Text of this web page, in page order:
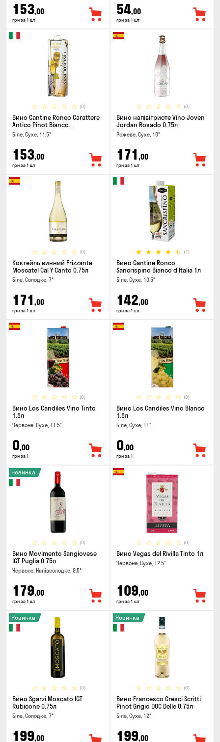
153,00
грн за 1 шт
54,00
грн за 1 шт
(0)
Вино Cantine Ronco Carattere
Antico Pinot Bianco
Chardonnay Rubicone IGT 1л
Біле, Сухе, 11.5°
153,00
грн за 1 шт
(0)
Вино напівігристе Vino Joven
Jordan Rosado 0.75л
Рожеве, Сухе, 10°
171 ,00
грн за 1 шт
(0)
Коктейль винний Frizzante
Moscatel Cal Y Canto 0.75л
Біле, Солодке, 7°
171 ,00
грн за 1 шт
(2)
Вино Cantine Ronco
Sancrispino Bianco d'Italia 1л
Біле, Сухе, 10.5°
142,00
грн за 1 шт
(0)
Вино Los Candiles Vino Tinto
1.5л
Червоне, Сухе, 11.5°
0,00
грн за 1
(0)
Вино Los Candiles Vino Blanco
1.5л
Біле, Сухе, 11°
0,00
грн за 1
(0)
Новинка
Вино Movimento Sangiovese
IGT Puglia 0.75л
Червоне, Напівсолодке, 9.5°
179,00
грн за 1 шт
(0)
Вино Vegas del Rivilla Tinto 1л
Червоне, Сухе, 12.5°
109,00
грн за 1 шт
(0)
Новинка
Вино Sgarzi Moscato IGT
Rubicone 0.75л
Біле, Солодке, 7°
199,00
(0)
Новинка
Вино Francesco Cresci Scritti
Pinot Grigio DOC Delle 0.75л
Біле, Сухе, 12°
199,00